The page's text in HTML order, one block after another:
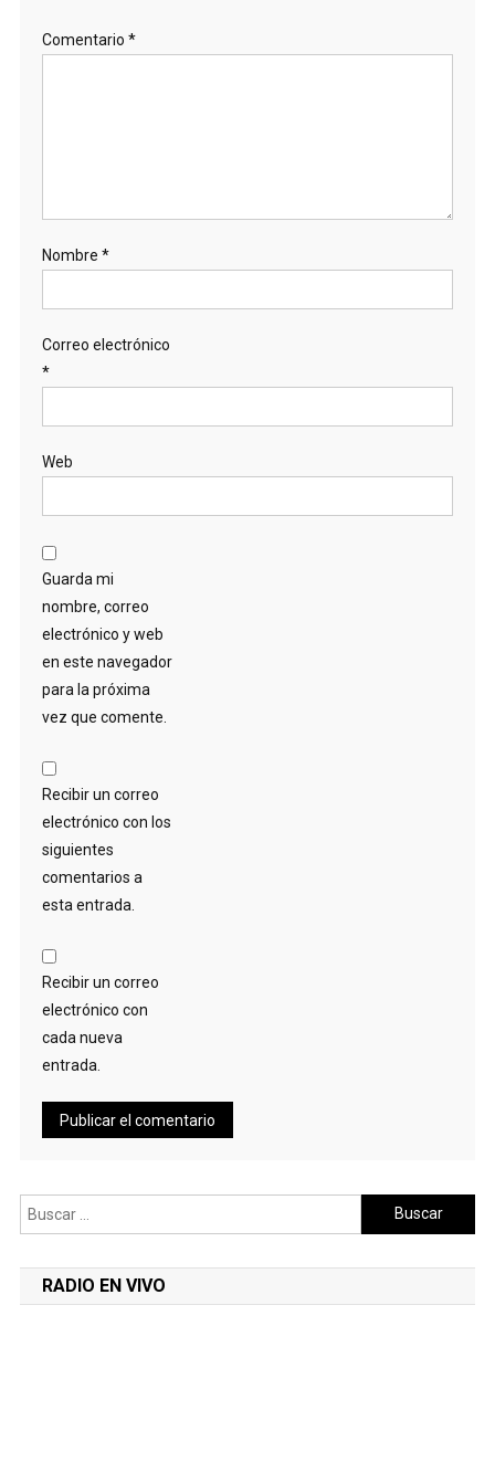
Comentario *
Nombre *
Correo electrónico
*
Web
Guarda mi
nombre, correo
electrónico y web
en este navegador
para la próxima
vez que comente.
Recibir un correo
electrónico con los
siguientes
comentarios a
esta entrada.
Recibir un correo
electrónico con
cada nueva
entrada.
Buscar:
RADIO EN VIVO